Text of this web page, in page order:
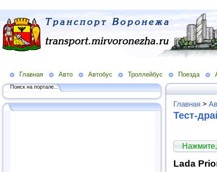
Главная Авто Автобус Троллейбус Поезда
Поиск на портале...
Главная >
Тест-
Lada